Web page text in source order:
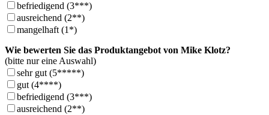
befriedigend (3***)
ausreichend (2**)
mangelhaft (1*)
Wie bewerten Sie das Produktangebot von Mike Klotz?
(bitte nur eine Auswahl)
sehr gut (5*****)
gut (4****)
befriedigend (3***)
ausreichend (2**)